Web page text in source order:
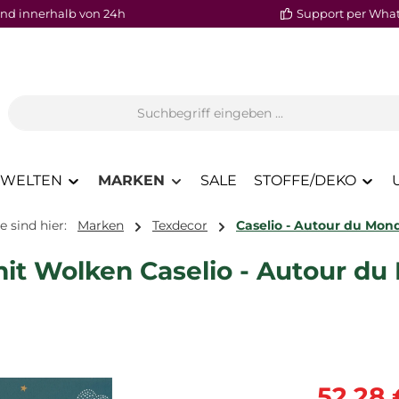
innerhalb von 24h Support per
MARKEN SALE STOFFE/DEKO
sind hier: Marken Texdecor Caselio - Autour du
Wolken Caselio - Autour du